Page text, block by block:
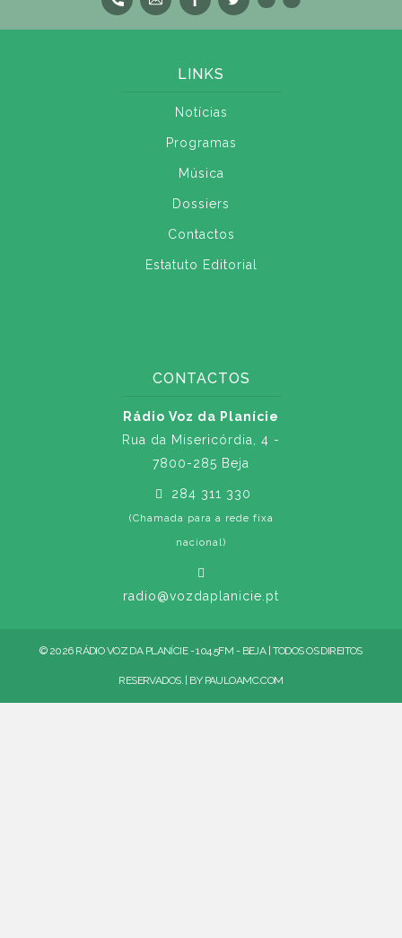
LINKS
Notícias
Programas
Música
Dossiers
Contactos
Estatuto Editorial
CONTACTOS
Rádio Voz da Planície
Rua da Misericórdia, 4 -
7800-285 Beja
284 311 330
(Chamada para a rede fixa
nacional)
radio@vozdaplanicie.pt
© 2026 RÁDIO VOZ DA PLANÍCIE - 104.5FM - BEJA | TODOS OS DIREITOS
RESERVADOS. | BY PAULOAMC.COM